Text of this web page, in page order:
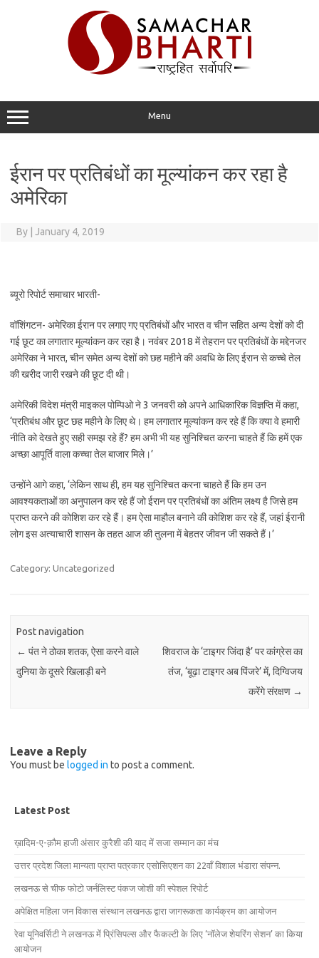
Menu
ईरान पर प्रतिबंधों का मूल्यांकन कर रहा है
अमेरिका
By January 4, 2019
ब्यूरो रिपोर्ट समाचार भारती-
वॉशिंगटन- अमेरिका ईरान पर लगाए गए प्रतिबंधों और भारत व चीन सहित अन्य देशों को दी
गई छूट का लगातार मूल्यांकन कर रहा है। नवंबर 2018 में तेहरान पर प्रतिबंधों के मद्देनजर
अमेरिका ने भारत, चीन समेत अन्य देशों को छह महीने की अवधि के लिए ईरान से कच्चे तेल
की खरीद जारी रखने की छूट दी थी।
अमेरिकी विदेश मंत्री माइकल पोम्पिओ ने 3 जनवरी को अपने आधिकारिक विज्ञप्ति में कहा,
‘प्रतिबंध और छूट छह महीने के लिए थे। हम लगातार मूल्यांकन कर रहे हैं कि क्या वे हमारी
नीति को देखते हुए सही समझ रहे हैं? हम अभी भी यह सुनिश्चित करना चाहते हैं कि हमें एक
अच्छा आपूर्ति वाला कच्चा तेल बाजार मिले।’
उन्होंने आगे कहा, ‘लेकिन साथ ही, हम यह सुनिश्चित करना चाहते हैं कि हम उन
आवश्यकताओं का अनुपालन कर रहे हैं जो ईरान पर प्रतिबंधों का अंतिम लक्ष्य है जिसे हम
प्राप्त करने की कोशिश कर रहे हैं। हम ऐसा माहौल बनाने की कोशिश कर रहे हैं, जहां ईरानी
लोग इस अत्याचारी शासन के तहत आज की तुलना में बेहतर जीवन जी सकते हैं।’
Category: Uncategorized
Post navigation
← पंत ने ठोका शतक, ऐसा करने वाले
दुनिया के दूसरे खिलाड़ी बने
शिवराज के ‘टाइगर जिंदा है’ पर कांग्रेस का
तंज, ‘बूढ़ा टाइगर अब पिंजरे’ में, दिग्विजय
करेंगे संरक्षण →
Leave a Reply
You must be logged in to post a comment.
Latest Post
ख़ादिम-ए-क़ौम हाजी अंसार कुरैशी की याद में सजा सम्मान का मंच
उत्तर प्रदेश जिला मान्यता प्राप्त पत्रकार एसोसिएशन का 22वाँ विशाल भंडारा संपन्न.
लखनऊ से चीफ फोटो जर्नलिस्ट पंकज जोशी की स्पेशल रिपोर्ट
अपेक्षित महिला जन विकास संस्थान लखनऊ द्वारा जागरूकता कार्यक्रम का आयोजन
रेवा यूनिवर्सिटी ने लखनऊ में प्रिंसिपल्स और फैकल्टी के लिए ‘नॉलेज शेयरिंग सेशन’ का किया
आयोजन